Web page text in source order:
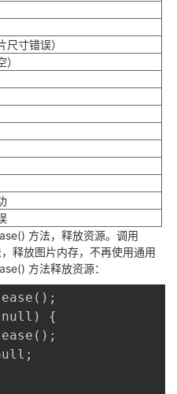
寸错误）
方法，释放资源。调用
释放图片内存，不再使用通用
方法释放资源：